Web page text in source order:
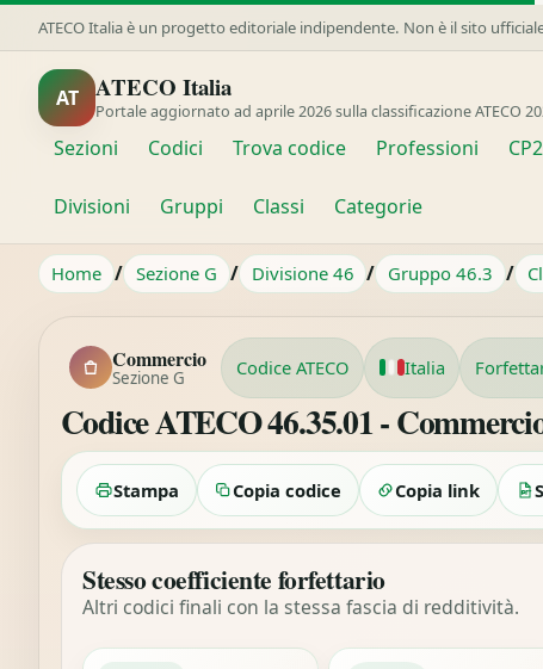
ATECO Italia è un progetto editoriale indipendente. Non è il sito
AT ATECO Italia
Portale aggiornato ad aprile 2026 sulla classificazione ATECO
Sezioni Codici Trova codice Professioni
Divisioni Gruppi Classi Categorie
Home / Sezione G / Divisione 46 / Gruppo 46.3 /
Commercio
Sezione G Codice ATECO Italia
Codice ATECO 46.35.01 -
Stampa Copia codice Copia link
Stesso coefficiente forfettario
Altri codici finali con la stessa fascia di redditività.